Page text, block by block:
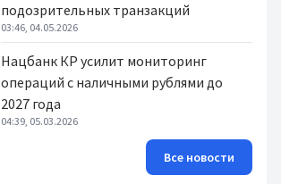
подозрительных транзакций
03:46, 04.05.2026
Нацбанк КР усилит мониторинг
операций с наличными рублями до
2027 года
04:39, 05.03.2026
Все новости